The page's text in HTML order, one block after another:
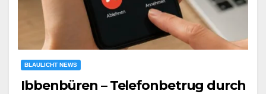
BLAULICHT NEWS
Ibbenbüren – Telefonbetrug durch